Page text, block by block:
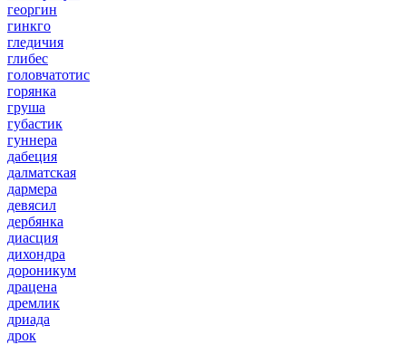
георгин
гинкго
гледичия
глибес
головчатотис
горянка
груша
губастик
гуннера
дабеция
далматская
дармера
девясил
дербянка
диасция
дихондра
дороникум
драцена
дремлик
дриада
дрок